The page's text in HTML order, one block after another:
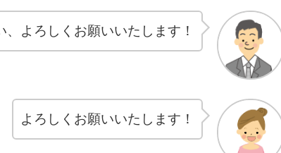
、よろしくお願いいたします！
よろしくお願いいたします！